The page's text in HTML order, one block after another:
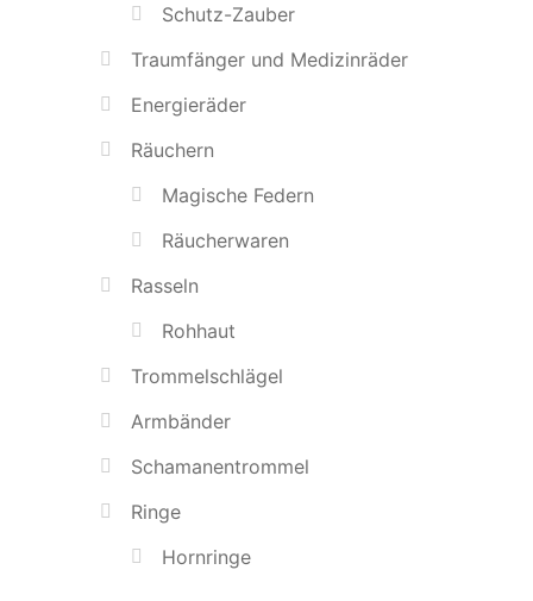
Schutz-Zauber
Traumfänger und Medizinräder
Energieräder
Räuchern
Magische Federn
Räucherwaren
Rasseln
Rohhaut
Trommelschlägel
Armbänder
Schamanentrommel
Ringe
Hornringe